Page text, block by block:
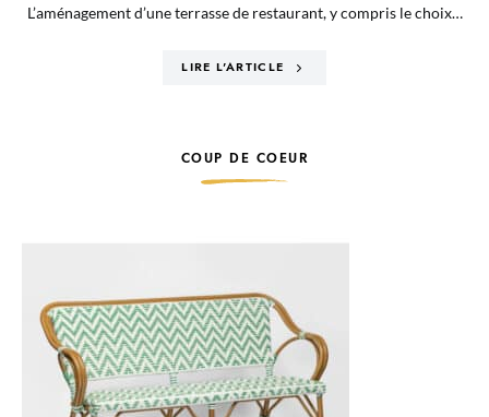
L’aménagement d’une terrasse de restaurant, y compris le choix…
LIRE L'ARTICLE
COUP DE COEUR